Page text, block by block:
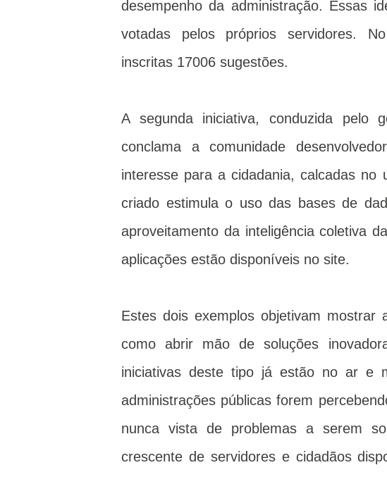
desempenho da administração. Essas
votadas pelos próprios servidores.
inscritas 17006 sugestões.
A segunda iniciativa, conduzida pelo
conclama a comunidade
interesse para a cidadania, calcadas no
criado estimula o uso das bases de
aproveitamento da inteligência coletiva
aplicações estão disponíveis no site.
Estes dois exemplos objetivam
como abrir mão de soluções
iniciativas deste tipo já estão no ar e
administrações públicas forem
nunca vista de problemas a serem
crescente de servidores e cidadãos